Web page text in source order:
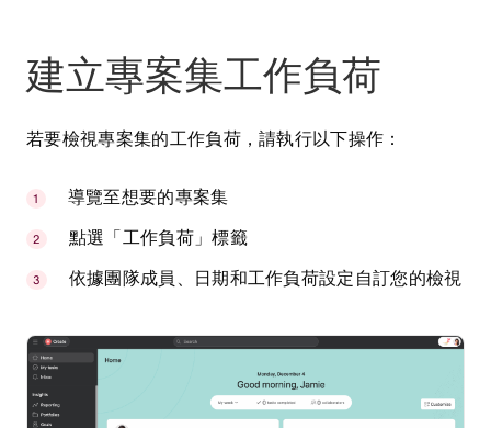
建立專案集工作負荷
若要檢視專案集的工作負荷，請執行以下操作：
導覽至想要的專案集
點選「工作負荷」標籤
依據團隊成員、日期和工作負荷設定自訂您的檢視